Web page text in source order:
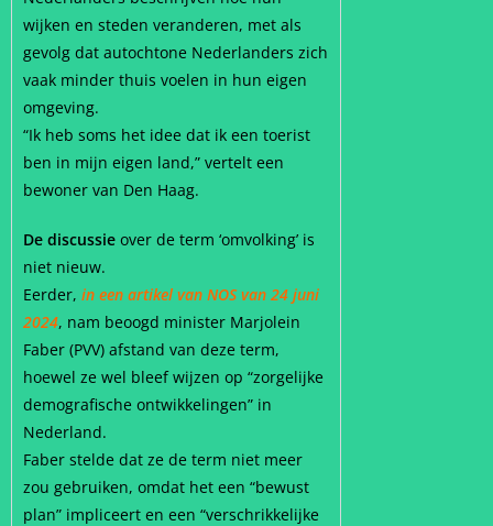
wijken en steden veranderen, met als
gevolg dat autochtone Nederlanders zich
vaak minder thuis voelen in hun eigen
omgeving.
“Ik heb soms het idee dat ik een toerist
ben in mijn eigen land,” vertelt een
bewoner van Den Haag.
De discussie over de term ‘omvolking’ is
niet nieuw.
Eerder, in een artikel van NOS van 24 juni
2024, nam beoogd minister Marjolein
Faber (PVV) afstand van deze term,
hoewel ze wel bleef wijzen op “zorgelijke
demografische ontwikkelingen” in
Nederland.
Faber stelde dat ze de term niet meer
zou gebruiken, omdat het een “bewust
plan” impliceert en een “verschrikkelijke